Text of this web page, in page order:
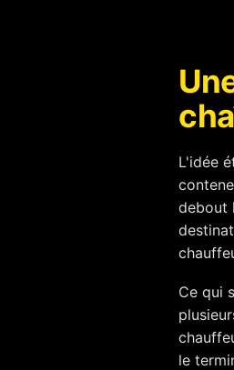
L'idée
debout
Ce qui
le